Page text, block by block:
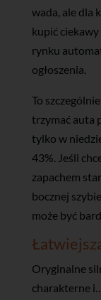
wada, ale dla
kupić ciekawy
rynku
ogłoszenia.
To
trzymać auta
tylko w
43%. Jeśli
zapachem
bocznej
może być
Oryginalne
charakterne